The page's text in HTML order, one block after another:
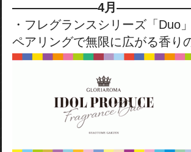
———————4月
・フレグランスシリーズ「Duo」
ペアリングで無限に広がる香